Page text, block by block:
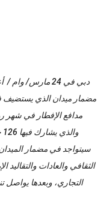
دبي في 24
مدافع الإفطار في شهر
سيتواجد في مضمار
الثقافي والعادات
التجاري، وبعدها